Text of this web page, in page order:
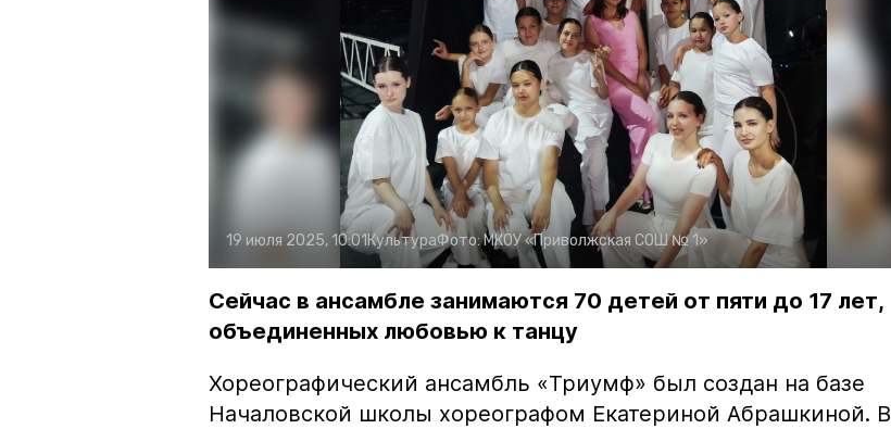
19 июля 2025, 10:01КультураФото:МКОУ «Приволжская СОШ № 1»
Сейчас в ансамбле занимаются 70 детей от пяти до 17 лет,
объединенных любовью к танцу
Хореографический ансамбль «Триумф» был создан на базе
Началовской школы хореографом Екатериной Абрашкиной. В